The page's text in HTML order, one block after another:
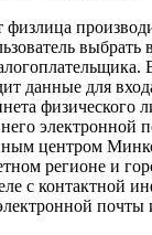
выбрать
данные для
физического
электронной
центром
регионе и
с контактной
почты